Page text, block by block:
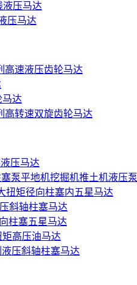
液压马达
压马达
高速液压齿轮马达
达
高转速双旋齿轮马达
压马达
泵平地机挖掘机推土机液压泵
扭矩径向柱塞内五星马达
斜轴柱塞马达
柱塞五星马达
高压油马达
压斜轴柱塞马达